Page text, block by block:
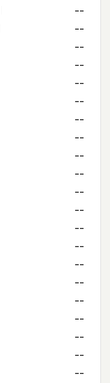
--
--
--
--
--
--
--
--
--
--
--
--
--
--
--
--
--
--
--
--
--